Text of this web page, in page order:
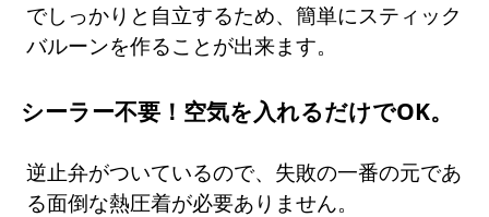
でしっかりと自立するため、簡単にスティック
バルーンを作ることが出来ます。
シーラー不要！空気を入れるだけでOK。
逆止弁がついているので、失敗の一番の元であ
る面倒な熱圧着が必要ありません。